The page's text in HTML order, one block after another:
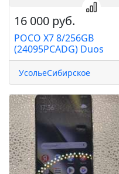
16 000 руб.
POCO X7 8/256GB
(24095PCADG) Duos
УсольеСибирское